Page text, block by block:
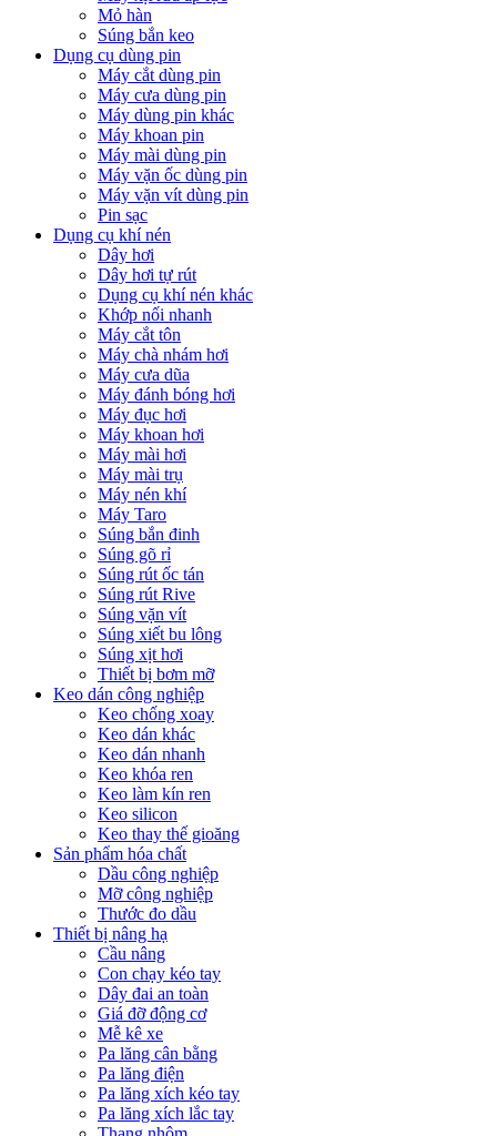
Mỏ hàn
Súng bắn keo
Dụng cụ dùng pin
Máy cắt dùng pin
Máy cưa dùng pin
Máy dùng pin khác
Máy khoan pin
Máy mài dùng pin
Máy vặn ốc dùng pin
Máy vặn vít dùng pin
Pin sạc
Dụng cụ khí nén
Dây hơi
Dây hơi tự rút
Dụng cụ khí nén khác
Khớp nối nhanh
Máy cắt tôn
Máy chà nhám hơi
Máy cưa dũa
Máy đánh bóng hơi
Máy đục hơi
Máy khoan hơi
Máy mài hơi
Máy mài trụ
Máy nén khí
Máy Taro
Súng bắn đinh
Súng gõ rỉ
Súng rút ốc tán
Súng rút Rive
Súng vặn vít
Súng xiết bu lông
Súng xịt hơi
Thiết bị bơm mỡ
Keo dán công nghiệp
Keo chống xoay
Keo dán khác
Keo dán nhanh
Keo khóa ren
Keo làm kín ren
Keo silicon
Keo thay thế gioăng
Sản phẩm hóa chất
Dầu công nghiệp
Mỡ công nghiệp
Thước đo dầu
Thiết bị nâng hạ
Cầu nâng
Con chạy kéo tay
Dây đai an toàn
Giá đỡ động cơ
Mễ kê xe
Pa lăng cân bằng
Pa lăng điện
Pa lăng xích kéo tay
Pa lăng xích lắc tay